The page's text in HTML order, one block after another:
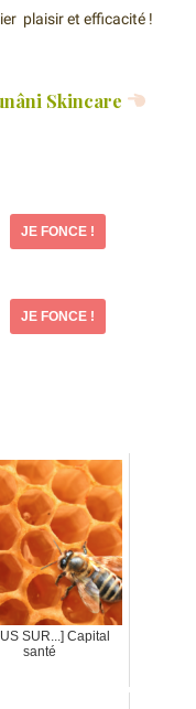
plaisir et efficacité !
Skincare
JE FONCE !
JE FONCE !
SUR...] Capital
santé